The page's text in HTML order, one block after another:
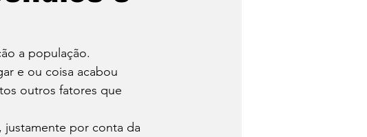
a população.
e ou coisa acabou
outros fatores que
justamente por conta da